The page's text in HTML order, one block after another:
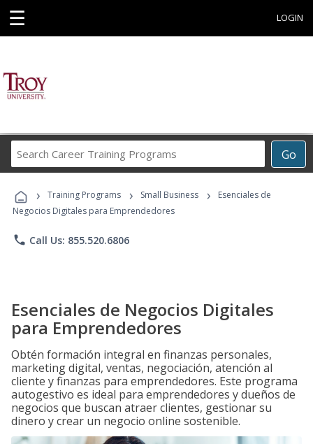
☰ LOGIN
Go
Career
Programs
› Training Programs › Small Business ›
Esenciales de
Negocios Digitales para Emprendedores
phone Call Us: 855.520.6806
Esenciales de Negocios Digitales
para Emprendedores
Obtén formación integral en finanzas personales,
marketing digital, ventas, negociación, atención al
cliente y finanzas para emprendedores. Este programa
autogestivo es ideal para emprendedores y dueños de
negocios que buscan atraer clientes, gestionar su
dinero y crear un negocio online sostenible.